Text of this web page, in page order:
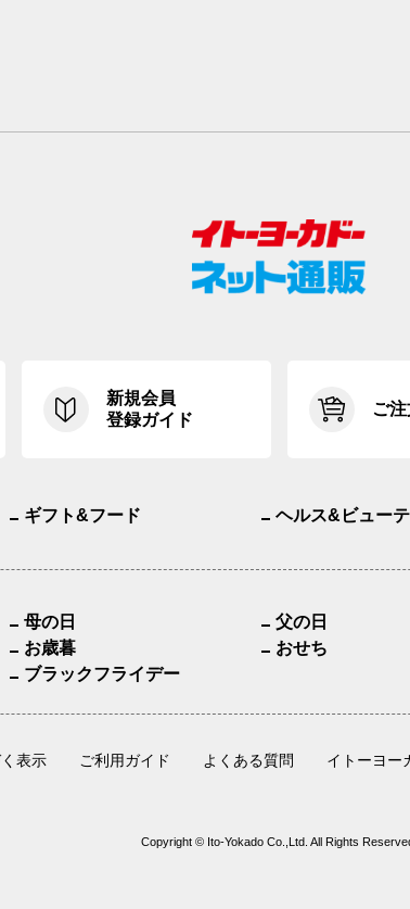
新規会員
登録ガイド
ご
ギフト&フード ヘルス&ビュー
母の日 父の日
お歳暮
おせち
ブラックフライデー
表示 ご利用ガイド よくある質問 イトーヨー
Copyright © Ito-Yokado Co.,Ltd. All Rights